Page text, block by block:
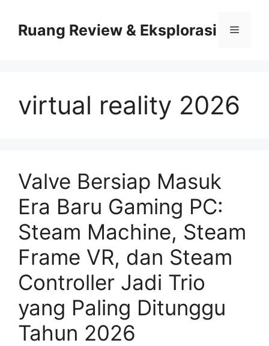
contentRuang Review & Eksplorasi Menu
virtual reality 2026
Valve Bersiap Masuk
Era Baru Gaming PC:
Steam Machine, Steam
Frame VR, dan Steam
Controller Jadi Trio
yang Paling Ditunggu
Tahun 2026